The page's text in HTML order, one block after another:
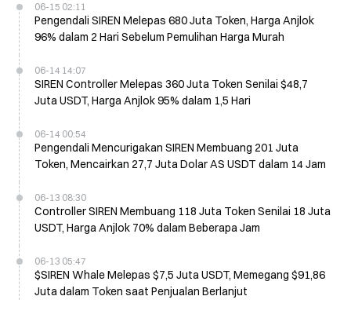
06-15 02:11
Pengendali SIREN Melepas 680 Juta Token, Harga Anjlok
96% dalam 2 Hari Sebelum Pemulihan Harga Murah
06-14 14:07
SIREN Controller Melepas 360 Juta Token Senilai $48,7
Juta USDT, Harga Anjlok 95% dalam 1,5 Hari
06-14 00:54
Pengendali Mencurigakan SIREN Membuang 201 Juta
Token, Mencairkan 27,7 Juta Dolar AS USDT dalam 14 Jam
06-13 08:30
Controller SIREN Membuang 118 Juta Token Senilai 18 Juta
USDT, Harga Anjlok 70% dalam Beberapa Jam
06-13 05:47
$SIREN Whale Melepas $7,5 Juta USDT, Memegang $91,86
Juta dalam Token saat Penjualan Berlanjut